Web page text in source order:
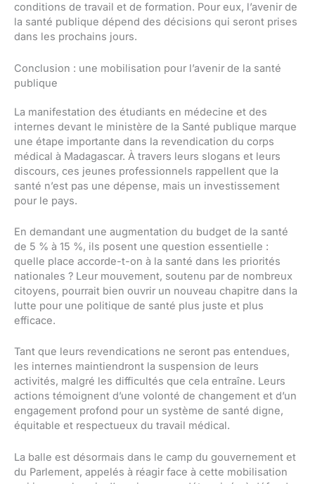
conditions de travail et de formation. Pour eux, l’avenir de
la santé publique dépend des décisions qui seront prises
dans les prochains jours.
Conclusion : une mobilisation pour l’avenir de la santé
publique
La manifestation des étudiants en médecine et des
internes devant le ministère de la Santé publique marque
une étape importante dans la revendication du corps
médical à Madagascar. À travers leurs slogans et leurs
discours, ces jeunes professionnels rappellent que la
santé n’est pas une dépense, mais un investissement
pour le pays.
En demandant une augmentation du budget de la santé
de 5 % à 15 %, ils posent une question essentielle :
quelle place accorde-t-on à la santé dans les priorités
nationales ? Leur mouvement, soutenu par de nombreux
citoyens, pourrait bien ouvrir un nouveau chapitre dans la
lutte pour une politique de santé plus juste et plus
efficace.
Tant que leurs revendications ne seront pas entendues,
les internes maintiendront la suspension de leurs
activités, malgré les difficultés que cela entraîne. Leurs
actions témoignent d’une volonté de changement et d’un
engagement profond pour un système de santé digne,
équitable et respectueux du travail médical.
La balle est désormais dans le camp du gouvernement et
du Parlement, appelés à réagir face à cette mobilisation